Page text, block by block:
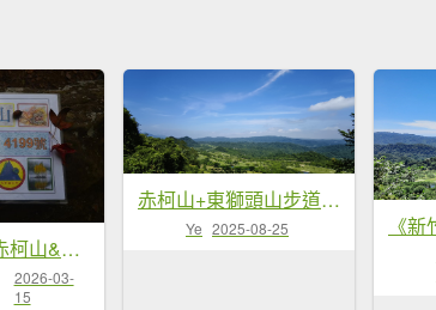
2025-12-18:赤柯山&東獅頭山
2026-03-
15
赤柯山+東獅頭山步道-2025/0...
Ye 2025-08-25